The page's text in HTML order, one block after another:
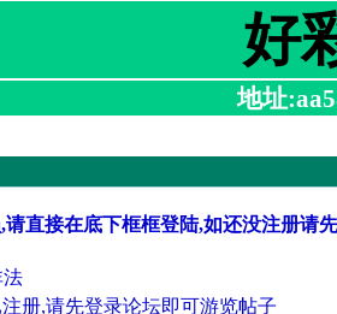
好
地址
直接在底下框框登陆,如还没注册请
册,请先登录论坛即可游览帖子